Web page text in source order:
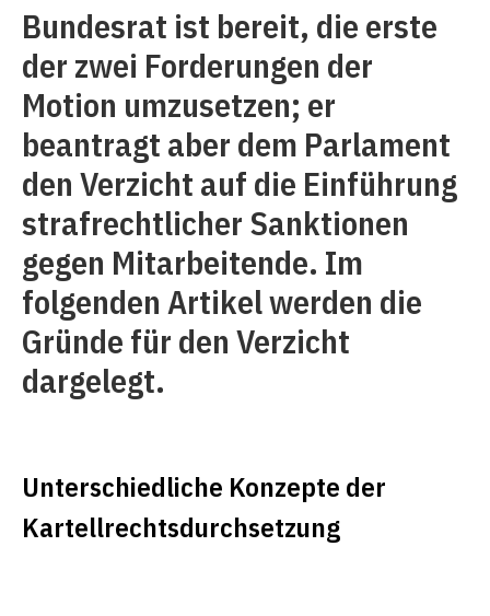
Bundesrat ist bereit, die erste
der zwei Forderungen der
Motion umzusetzen; er
beantragt aber dem Parlament
den Verzicht auf die Einführung
strafrechtlicher Sanktionen
gegen Mitarbeitende. Im
folgenden Artikel werden die
Gründe für den Verzicht
dargelegt.
Unterschiedliche Konzepte der
Kartellrechtsdurchsetzung